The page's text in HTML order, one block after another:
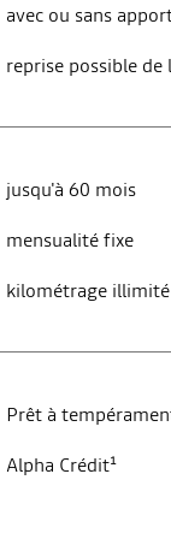
avec ou sans
reprise possible de
jusqu'à 60 mois
mensualité fixe
kilométrage illimité
Prêt à
Alpha Crédit¹